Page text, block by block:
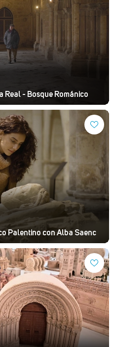
Real - Bosque Románico
Palentino con Alba Saenc